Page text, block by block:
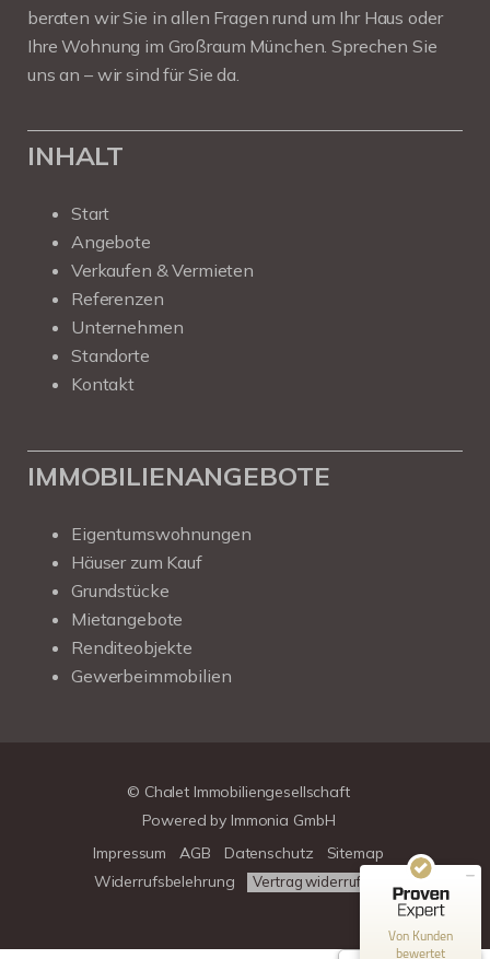
beraten wir Sie in allen Fragen rund um Ihr Haus oder
Ihre Wohnung im Großraum München. Sprechen Sie
uns an – wir sind für Sie da.
INHALT
Start
Angebote
Verkaufen & Vermieten
Referenzen
Unternehmen
Standorte
Kontakt
IMMOBILIENANGEBOTE
Eigentumswohnungen
Häuser zum Kauf
Grundstücke
Mietangebote
Renditeobjekte
Gewerbeimmobilien
© Chalet Immobiliengesellschaft
Powered by Immonia GmbH
Impressum
AGB Datenschutz
Sitemap
Widerrufsbelehrung
Vertrag widerrufen
Von Kunden
bewertet
SEHR GUT
4,78 / 5,00
39
Bewertungen auf
ProvenExpert.com
313